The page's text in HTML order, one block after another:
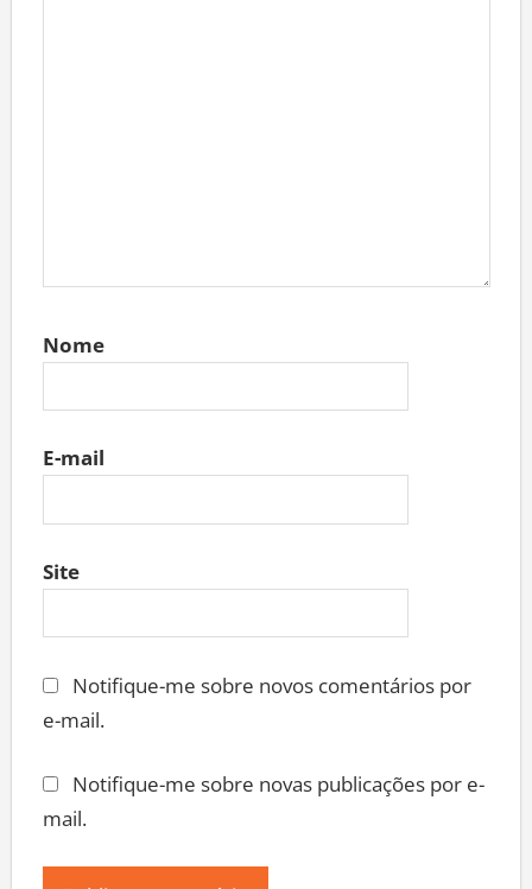
Nome
E-mail
Site
Notifique-me sobre novos comentários por
e-mail.
Notifique-me sobre novas publicações por e-
mail.